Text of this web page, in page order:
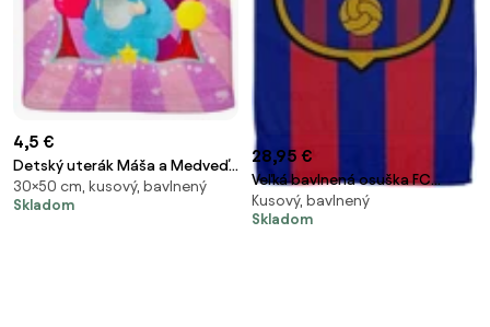
4,5 €
Detský uterák Máša a Medveď
30X50cm Setino
30×50 cm, kusový, bavlnený
Skladom
28,95 €
Veľká bavlnená osuška FC
Barcelona - motív Blaugrana -
100 x 180 cm
Kusový, bavlnený
Skladom